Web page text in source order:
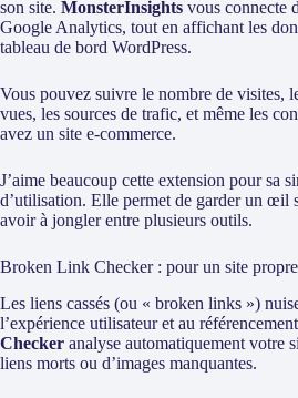
son site. MonsterInsights vous connecte
Google Analytics, tout en affichant les
tableau de bord WordPress.
Vous pouvez suivre le nombre de visites,
vues, les sources de trafic, et même les
avez un site e-commerce.
J’aime beaucoup cette extension pour sa
d’utilisation. Elle permet de garder un œil
avoir à jongler entre plusieurs outils.
Broken Link Checker : pour un site
Les liens cassés (ou « broken links »)
l’expérience utilisateur et au
Checker analyse automatiquement votre
liens morts ou d’images manquantes.